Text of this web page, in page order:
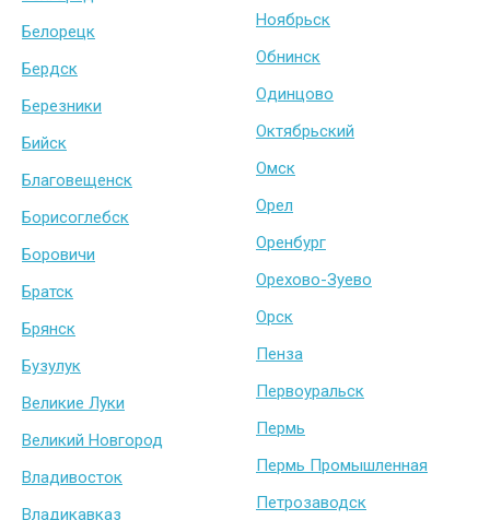
Белорецк
Бердск
Березники
Бийск
Благовещенск
Борисоглебск
Боровичи
Братск
Брянск
Бузулук
Великие Луки
Великий Новгород
Владивосток
Владикавказ
Ноябрьск
Обнинск
Одинцово
Октябрьский
Омск
Орел
Оренбург
Орехово-Зуево
Орск
Пенза
Первоуральск
Пермь
Пермь Промышленная
Петрозаводск